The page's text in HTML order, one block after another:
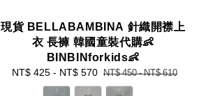
現貨 BELLABAMBINA 針織開襟上
衣 長褲 韓國童裝代購👶
BINBINforkids👶
Sale
NT$ 425- NT$ 570 Regular
price
NT$ 450-NT$ 610